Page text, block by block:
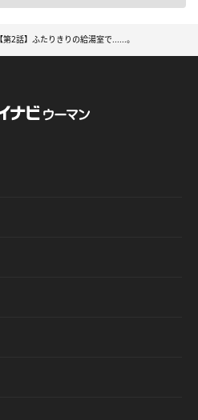
【第2話】ふたりきりの給湯室で......。